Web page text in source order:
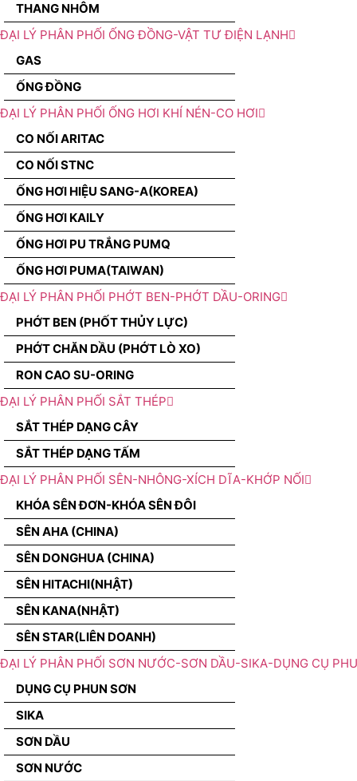
THANG NHÔM
ĐẠI LÝ PHÂN PHỐI ỐNG ĐỒNG-VẬT TƯ ĐIỆN LẠNH
GAS
ỐNG ĐỒNG
ĐẠI LÝ PHÂN PHỐI ỐNG HƠI KHÍ NÉN-CO HƠI
CO NỐI ARITAC
CO NỐI STNC
ỐNG HƠI HIỆU SANG-A(KOREA)
ỐNG HƠI KAILY
ỐNG HƠI PU TRẮNG PUMQ
ỐNG HƠI PUMA(TAIWAN)
ĐẠI LÝ PHÂN PHỐI PHỚT BEN-PHỚT DẦU-ORING
PHỚT BEN (PHỐT THỦY LỰC)
PHỚT CHĂN DẦU (PHỚT LÒ XO)
RON CAO SU-ORING
ĐẠI LÝ PHÂN PHỐI SẮT THÉP
SẮT THÉP DẠNG CÂY
SẮT THÉP DẠNG TẤM
ĐẠI LÝ PHÂN PHỐI SÊN-NHÔNG-XÍCH DĨA-KHỚP NỐI
KHÓA SÊN ĐƠN-KHÓA SÊN ĐÔI
SÊN AHA (CHINA)
SÊN DONGHUA (CHINA)
SÊN HITACHI(NHẬT)
SÊN KANA(NHẬT)
SÊN STAR(LIÊN DOANH)
ĐẠI LÝ PHÂN PHỐI SƠN NƯỚC-SƠN DẦU-SIKA-DỤNG CỤ
DỤNG CỤ PHUN SƠN
SIKA
SƠN DẦU
SƠN NƯỚC